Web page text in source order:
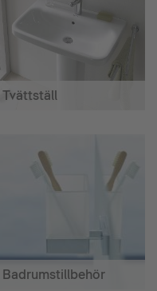
Tvättställ
Badrumstillbehör